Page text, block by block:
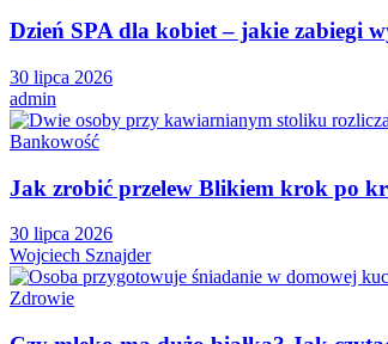
Dzień SPA dla kobiet – jakie zabiegi
30 lipca 2026
admin
Bankowość
Jak zrobić przelew Blikiem krok po
30 lipca 2026
Wojciech Sznajder
Zdrowie